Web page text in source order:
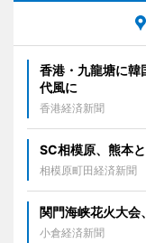
香港・九龍塘に
代風に
香港経済新聞
SC相模原、熊本
相模原町田経済新聞
関門海峡花火大会
小倉経済新聞